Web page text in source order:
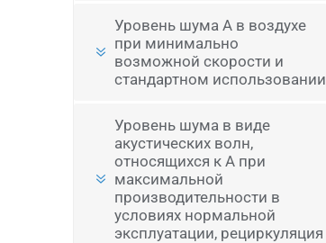
Уровень шума A в воздухе
при минимально
возможной скорости и
стандартном использовании
Уровень шума в виде
акустических волн,
относящихся к A при
максимальной
производительности в
условиях нормальной
эксплуатации, рециркуляция